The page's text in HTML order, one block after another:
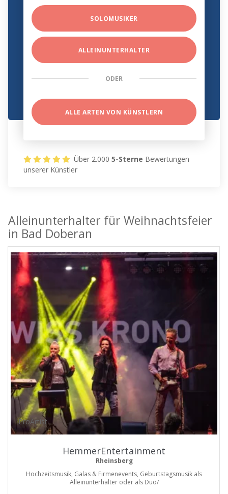
SOLOMUSIKER
ALLEINUNTERHALTER
ODER
ALLE ARTEN VON KÜNSTLERN
Über 2.0005-Sterne Bewertungen
unserer Künstler
Alleinunterhalter für Weihnachtsfeier
in Bad Doberan
ProArtist
HemmerEntertainment
Rheinsberg
Hochzeitsmusik, Galas & Firmenevents, Geburtstagsmusik als
Alleinunterhalter oder als Duo/